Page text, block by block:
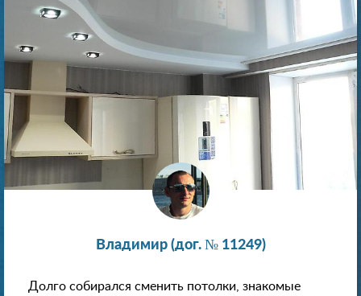
Владимир (дог. № 11249)
Долго собирался сменить потолки, знакомые